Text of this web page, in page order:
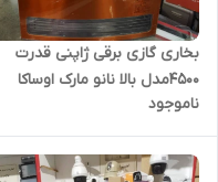
بخاری گازی برقی ژاپنی قدرت
4500مدل بالا نانو مارک اوساکا
ژاپن
ناموجود